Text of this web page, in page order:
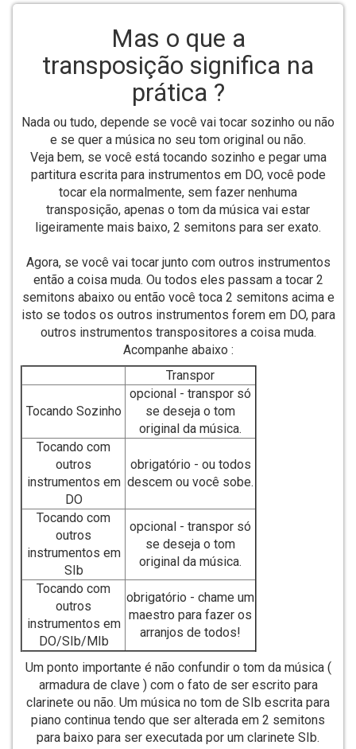
Mas o que a
transposição significa na
prática ?
Nada ou tudo, depende se você vai tocar sozinho ou não
e se quer a música no seu tom original ou não.
Veja bem, se você está tocando sozinho e pegar uma
partitura escrita para instrumentos em DO, você pode
tocar ela normalmente, sem fazer nenhuma
transposição, apenas o tom da música vai estar
ligeiramente mais baixo, 2 semitons para ser exato.
Agora, se você vai tocar junto com outros instrumentos
então a coisa muda. Ou todos eles passam a tocar 2
semitons abaixo ou então você toca 2 semitons acima e
isto se todos os outros instrumentos forem em DO, para
outros instrumentos transpositores a coisa muda.
Acompanhe abaixo :
Transpor
Tocando Sozinho
opcional - transpor só
se deseja o tom
original da música.
Tocando com
outros
instrumentos em
DO
obrigatório - ou todos
descem ou você sobe.
Tocando com
outros
instrumentos em
SIb
opcional - transpor só
se deseja o tom
original da música.
Tocando com
outros
instrumentos em
DO/SIb/MIb
obrigatório - chame um
maestro para fazer os
arranjos de todos!
Um ponto importante é não confundir o tom da música (
armadura de clave ) com o fato de ser escrito para
clarinete ou não. Um música no tom de SIb escrita para
piano continua tendo que ser alterada em 2 semitons
para baixo para ser executada por um clarinete SIb.